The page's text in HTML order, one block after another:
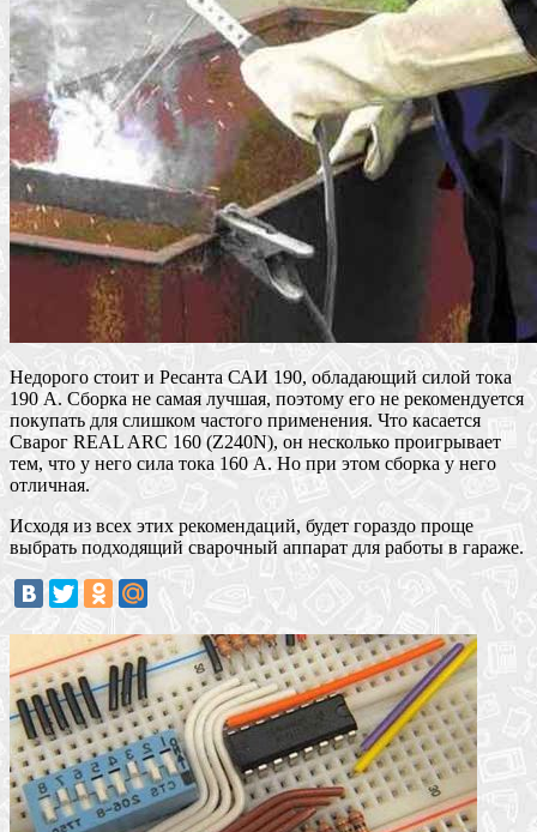
Недорого стоит и Ресанта САИ 190, обладающий силой тока
190 А. Сборка не самая лучшая, поэтому его не рекомендуется
покупать для слишком частого применения. Что касается
Сварог REAL ARC 160 (Z240N), он несколько проигрывает
тем, что у него сила тока 160 А. Но при этом сборка у него
отличная.
Исходя из всех этих рекомендаций, будет гораздо проще
выбрать подходящий сварочный аппарат для работы в гараже.